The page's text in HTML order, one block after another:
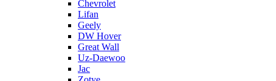
Chevrolet
Lifan
Geely
DW Hover
Great Wall
Uz-Daewoo
Jac